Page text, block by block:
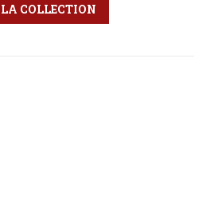
COLLECTION